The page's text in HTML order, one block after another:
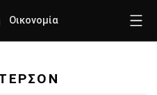
Οικονομία